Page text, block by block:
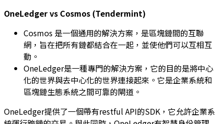
OneLedger vs Cosmos (Tendermint)
Cosmos 是一個通用的解決方案，是區塊鏈間的互聯
網，旨在把所有鏈都結合在一起，並使他們可以互相互
動。
OneLedger是一種專門的解決方案，它的目的是將中心
化的世界與去中心化的世界連接起來。它是企業系統和
區塊鏈生態系統之間可靠的閘道。
OneLedger提供了一個帶有restful API的SDK，它允許企業系